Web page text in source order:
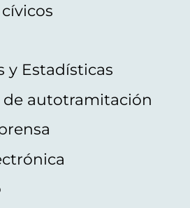
y Estadísticas
de autotramitación